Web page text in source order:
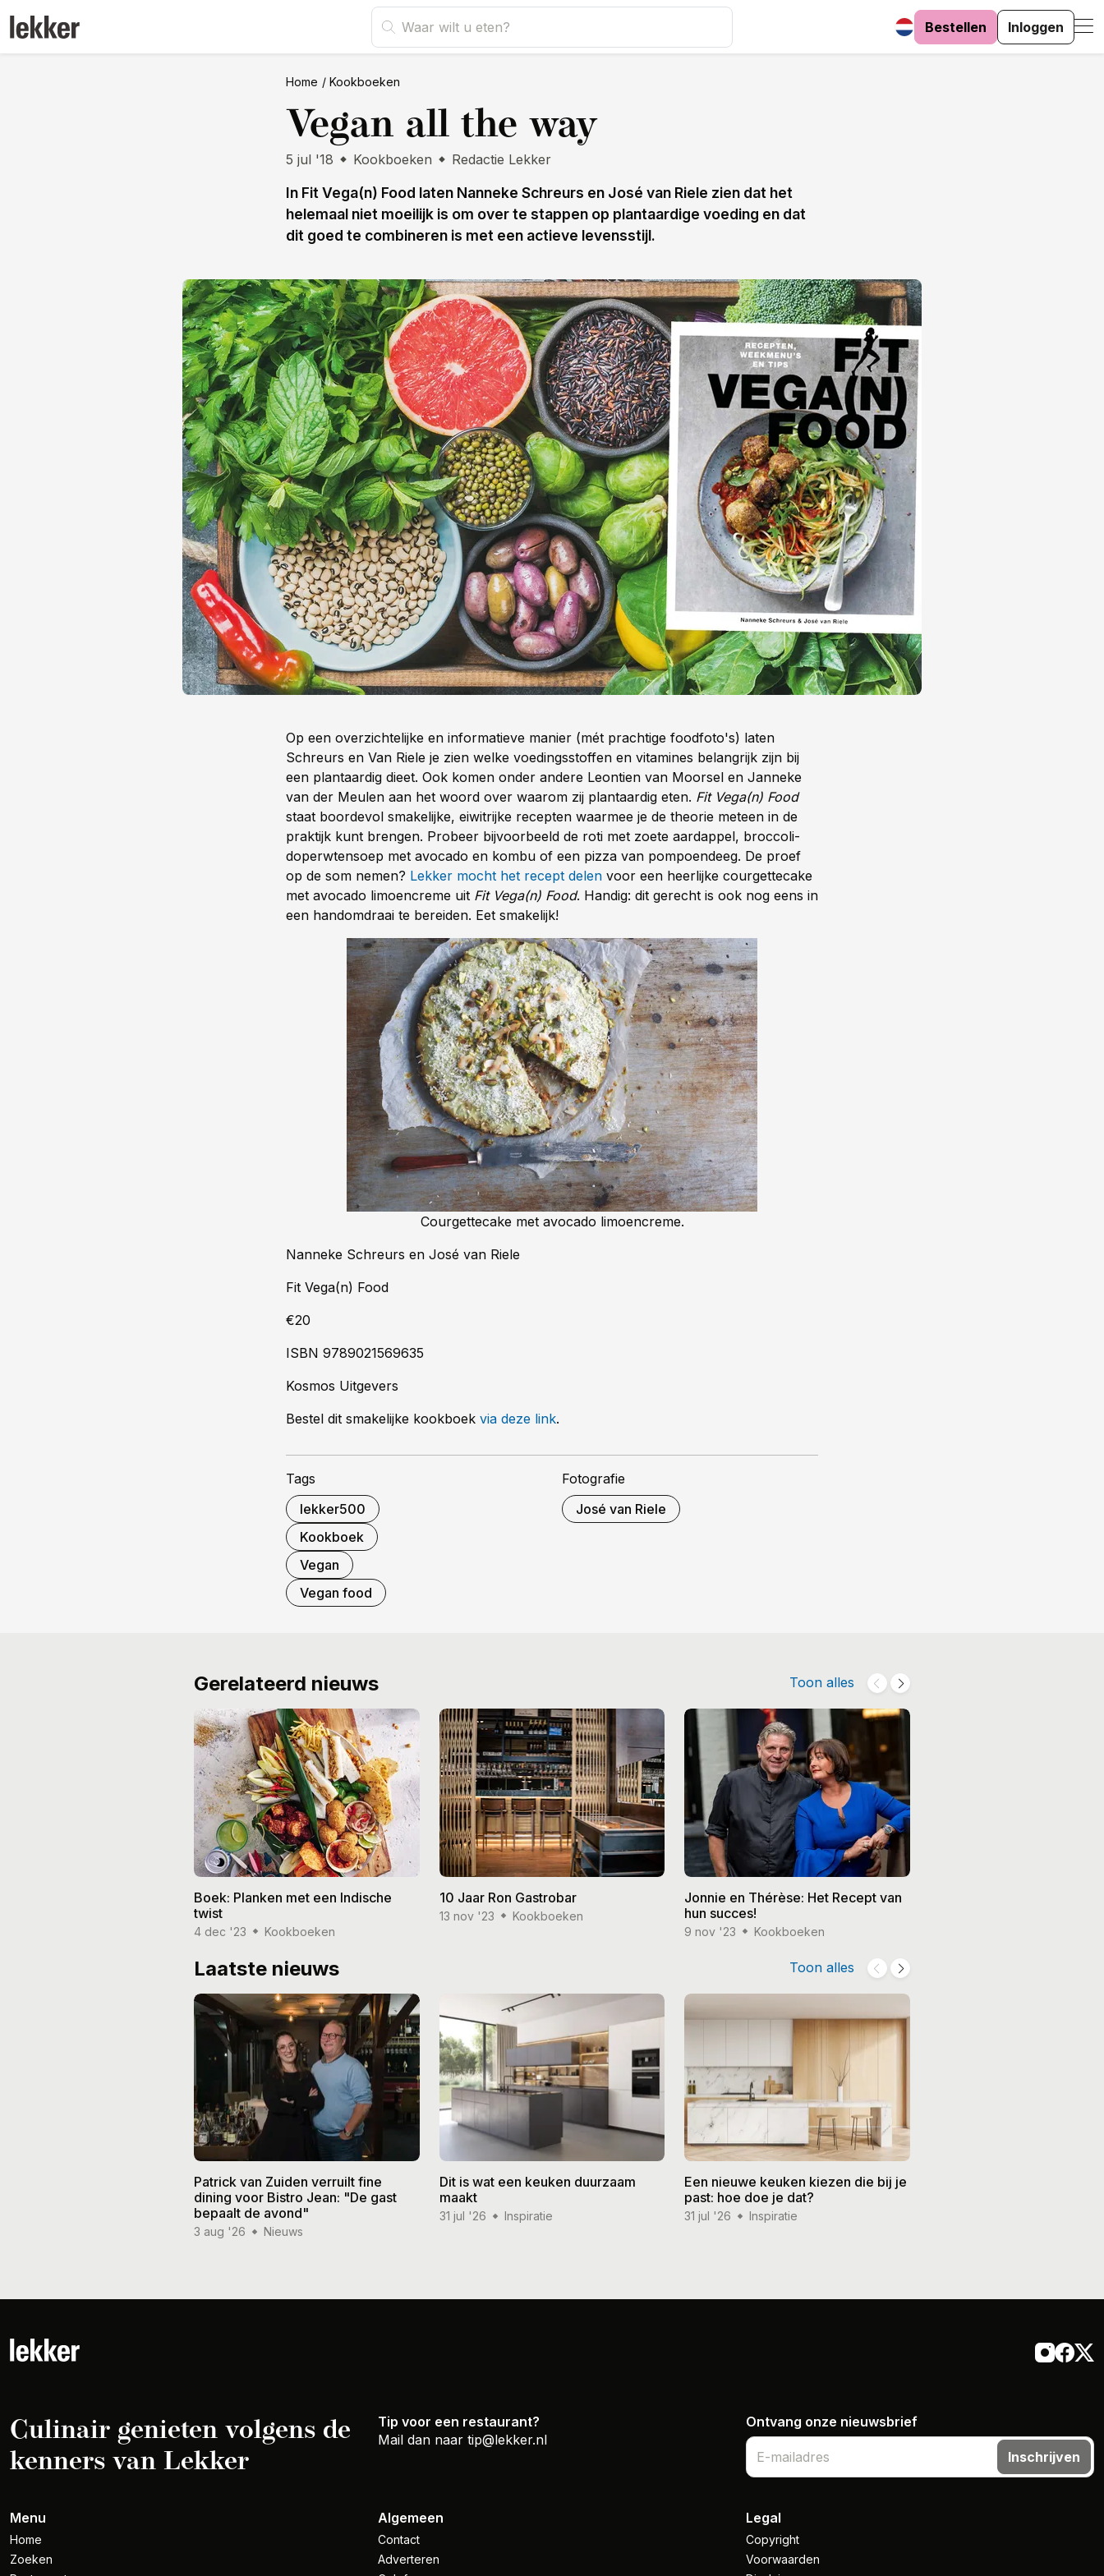
Bestellen Inloggen
Home Kookboeken
Vegan all the way
5 jul '18 Kookboeken Redactie Lekker
In Fit Vega(n) Food laten Nanneke Schreurs en José van Riele zien dat het
helemaal niet moeilijk is om over te stappen op plantaardige voeding en dat
dit goed te combineren is met een actieve levensstijl.
Op een overzichtelijke en informatieve manier (mét prachtige foodfoto's) laten
Schreurs en Van Riele je zien welke voedingsstoffen en vitamines belangrijk zijn bij
een plantaardig dieet. Ook komen onder andere Leontien van Moorsel en Janneke
van der Meulen aan het woord over waarom zij plantaardig eten. Fit Vega(n) Food
staat boordevol smakelijke, eiwitrijke recepten waarmee je de theorie meteen in de
praktijk kunt brengen. Probeer bijvoorbeeld de roti met zoete aardappel, broccoli-
doperwtensoep met avocado en kombu of een pizza van pompoendeeg. De proef
op de som nemen? Lekker mocht het recept delen voor een heerlijke courgettecake
met avocado limoencreme uit Fit Vega(n) Food. Handig: dit gerecht is ook nog eens in
een handomdraai te bereiden. Eet smakelijk!
Courgettecake met avocado limoencreme.
Nanneke Schreurs en José van Riele
Fit Vega(n) Food
€20
ISBN 9789021569635
Kosmos Uitgevers
Bestel dit smakelijke kookboek via deze link.
Tags
lekker500
Kookboek
Vegan
Vegan food
Fotografie
José van Riele
Gerelateerd nieuws Toon alles
Boek: Planken met een Indische
twist
4 dec '23 Kookboeken
10 Jaar Ron Gastrobar
13 nov '23 Kookboeken
Jonnie en Thérèse: Het Recept van
hun succes!
9 nov '23 Kookboeken
Laatste nieuws Toon alles
Patrick van Zuiden verruilt fine
dining voor Bistro Jean: "De gast
bepaalt de avond"
3 aug '26 Nieuws
Dit is wat een keuken duurzaam
maakt
31 jul '26 Inspiratie
Een nieuwe keuken kiezen die bij je
past: hoe doe je dat?
31 jul '26 Inspiratie
Culinair genieten volgens de
kenners van Lekker
Tip voor een restaurant?
Mail dan naar tip@lekker.nl
Ontvang onze nieuwsbrief
Inschrijven
Menu
Home
Zoeken
Algemeen
Contact
Adverteren
Legal
Copyright
Voorwaarden